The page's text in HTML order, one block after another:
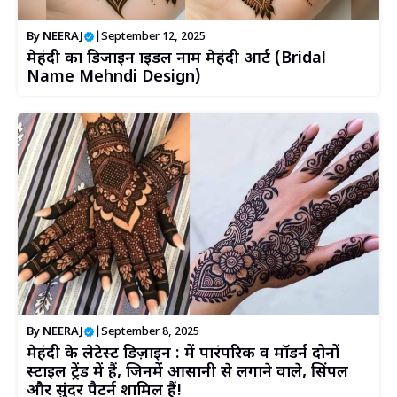
By NEERAJ September 12, 2025
मेहंदी का डिजाइन ब्राइडल नाम मेहंदी आर्ट (Bridal
Name Mehndi Design)
By NEERAJ September 8, 2025
मेहंदी के लेटेस्ट डिज़ाइन : में पारंपरिक व मॉडर्न दोनों
स्टाइल ट्रेंड में हैं, जिनमें आसानी से लगाने वाले, सिंपल
और सुंदर पैटर्न शामिल हैं!